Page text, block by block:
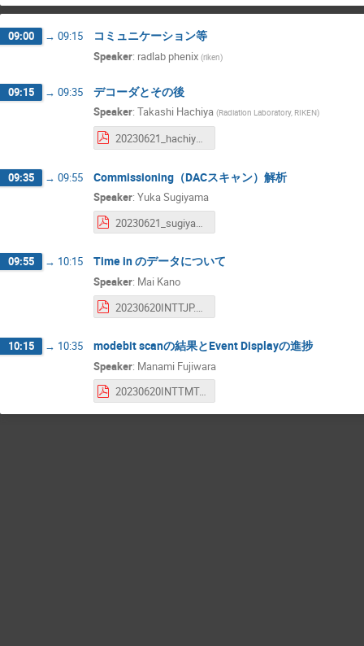
09:00 → 09:15 コミュニケーション等
Speaker: radlab phenix (riken)
09:15 → 09:35 デコーダとその後
Speaker: Takashi Hachiya (Radiation Laboratory, RIKEN)
20230621_hachiya_BCO問題3.pdf
09:35 → 09:55 Commissioning（DACスキャン）解析
Speaker: Yuka Sugiyama
20230621_sugiyama.pdf
09:55 → 10:15 Time in のデータについて
Speaker: Mai Kano
10:15 → 10:35 modebit scanの結果とEvent Displayの進捗
Speaker: Manami Fujiwara
20230620INTTMT.pdf